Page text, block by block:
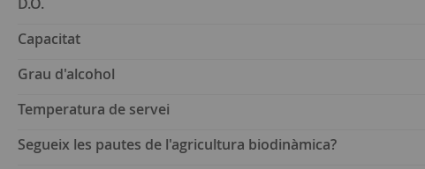
D.O.
Capacitat
Grau d'alcohol
Temperatura de servei
Segueix les pautes de l'agricultura biodinàmica?